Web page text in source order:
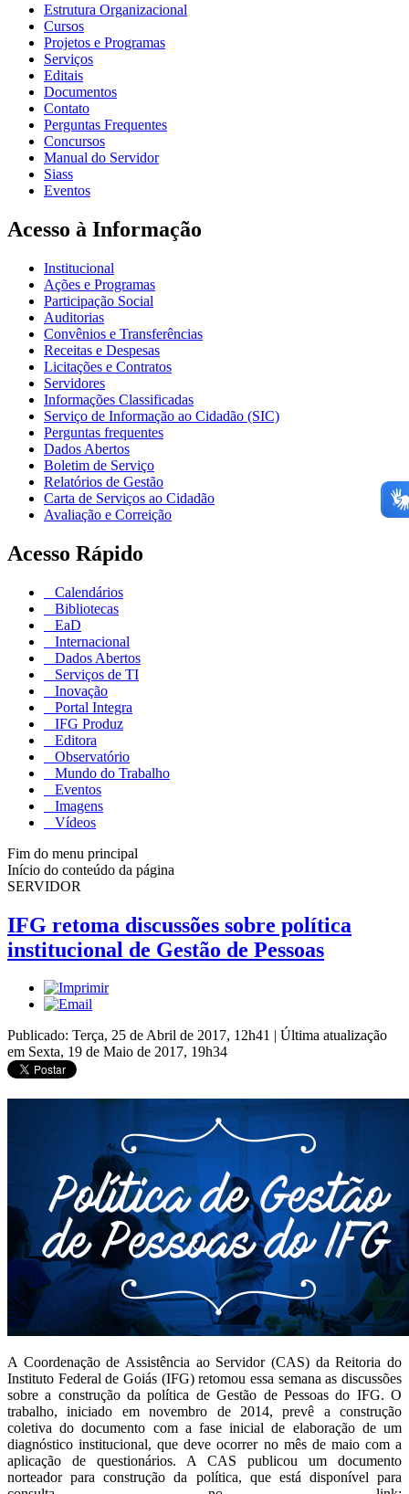
Estrutura Organizacional
Cursos
Projetos e Programas
Serviços
Editais
Documentos
Contato
Perguntas Frequentes
Concursos
Manual do Servidor
Siass
Eventos
Acesso à Informação
Institucional
Ações e Programas
Participação Social
Auditorias
Convênios e Transferências
Receitas e Despesas
Licitações e Contratos
Servidores
Informações Classificadas
Serviço de Informação ao Cidadão (SIC)
Perguntas frequentes
Dados Abertos
Boletim de Serviço
Relatórios de Gestão
Carta de Serviços ao Cidadão
Avaliação e Correição
Acesso Rápido
Calendários
Bibliotecas
EaD
Internacional
Dados Abertos
Serviços de TI
Inovação
Portal Integra
IFG Produz
Editora
Observatório
Mundo do Trabalho
Eventos
Imagens
Vídeos
Fim do menu principal
Início do conteúdo da página
SERVIDOR
IFG retoma discussões sobre política
institucional de Gestão de Pessoas
Publicado: Terça, 25 de Abril de 2017, 12h41 | Última atualização
em Sexta, 19 de Maio de 2017, 19h34
A Coordenação de Assistência ao Servidor (CAS) da Reitoria do
Instituto Federal de Goiás (IFG) retomou essa semana as discussões
sobre a construção da política de Gestão de Pessoas do IFG. O
trabalho, iniciado em novembro de 2014, prevê a construção
coletiva do documento com a fase inicial de elaboração de um
diagnóstico institucional, que deve ocorrer no mês de maio com a
aplicação de questionários. A CAS publicou um documento
norteador para construção da política, que está disponível para